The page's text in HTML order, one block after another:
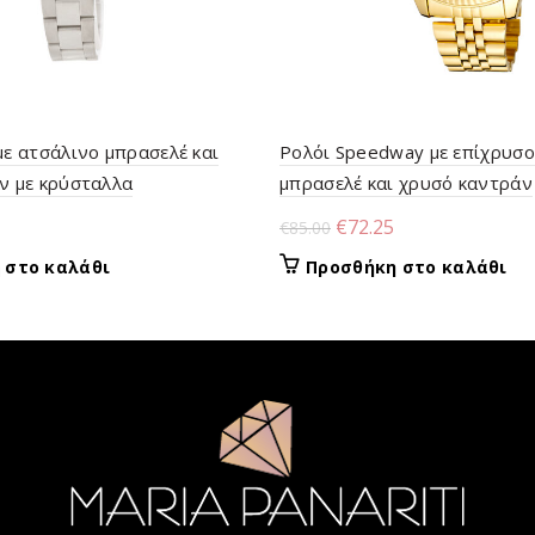
ατσάλινο μπρασελέ και
με κρύσταλλα
τρέχουσα
καλάθι
Ρολόι Speedway με
μπρασελέ και χρυσό καντράν
€85.00 Original
price
was:
€72.25
τρέχουσα
τιμή
€72.25.
Προσθήκη στο καλάθι